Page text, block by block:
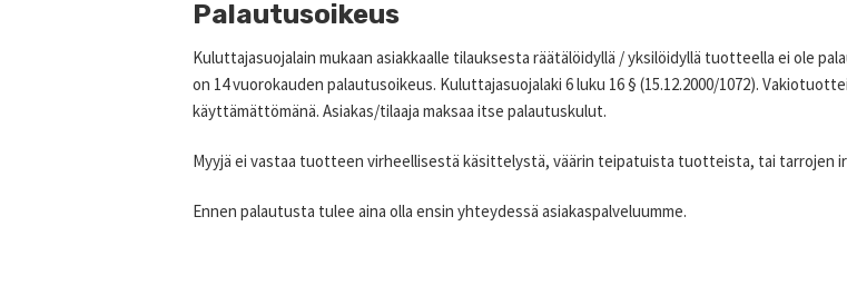
Palautusoikeus
Kuluttajasuojalain mukaan asiakkaalle tilauksesta räätälöidyllä / yksilöidyllä tuotteella ei ole
on 14 vuorokauden palautusoikeus. Kuluttajasuojalaki 6 luku 16 § (15.12.2000/1072).
käyttämättömänä. Asiakas/tilaaja maksaa itse palautuskulut.
Myyjä ei vastaa tuotteen virheellisestä käsittelystä, väärin teipatuista tuotteista, tai tarrojen
Ennen palautusta tulee aina olla ensin yhteydessä asiakaspalveluumme.